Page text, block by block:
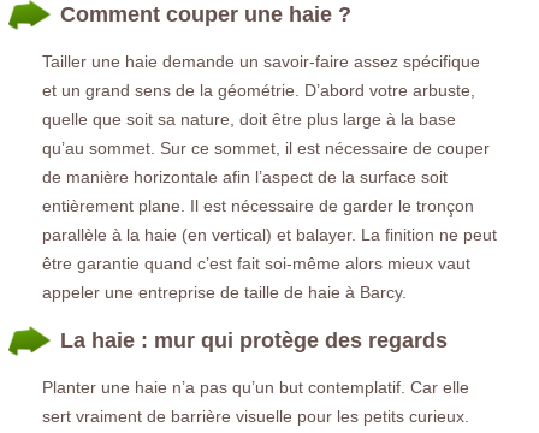
Comment couper une haie ?
Tailler une haie demande un savoir-faire assez spécifique
et un grand sens de la géométrie. D’abord votre arbuste,
quelle que soit sa nature, doit être plus large à la base
qu’au sommet. Sur ce sommet, il est nécessaire de couper
de manière horizontale afin l’aspect de la surface soit
entièrement plane. Il est nécessaire de garder le tronçon
parallèle à la haie (en vertical) et balayer. La finition ne peut
être garantie quand c’est fait soi-même alors mieux vaut
appeler une entreprise de taille de haie à Barcy.
La haie : mur qui protège des regards
Planter une haie n’a pas qu’un but contemplatif. Car elle
sert vraiment de barrière visuelle pour les petits curieux.